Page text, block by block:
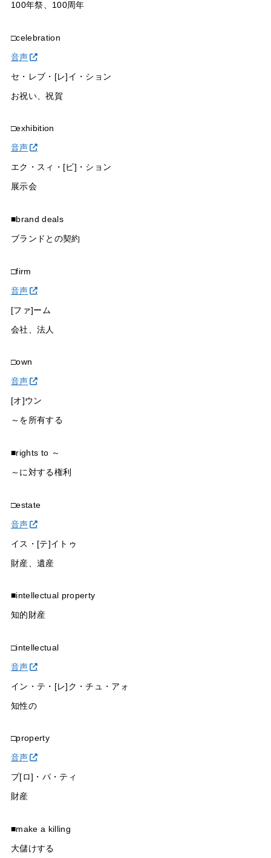
100年祭、100周年
□celebration
音声
セ・レブ・[レ]イ・ション
お祝い、祝賀
□exhibition
音声
エク・スィ・[ビ]・ション
展示会
■brand deals
ブランドとの契約
□firm
音声
[ファ]ーム
会社、法人
□own
音声
[オ]ウン
～を所有する
■rights to ～
～に対する権利
□estate
音声
イス・[テ]イトゥ
財産、遺産
■intellectual property
知的財産
□intellectual
音声
イン・テ・[レ]ク・チュ・アォ
知性の
□property
音声
プ[ロ]・パ・ティ
財産
■make a killing
大儲けする